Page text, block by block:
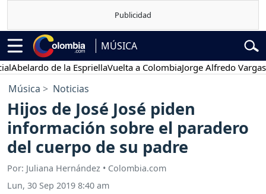
MÚSICA
de la EspriellaVuelta a ColombiaJorge Alfredo Vargas
Música Noticias
Hijos de José José piden
información sobre el paradero
del cuerpo de su padre
Por: Juliana Hernández • Colombia.com
Lun, 30 Sep 2019 8:40 am